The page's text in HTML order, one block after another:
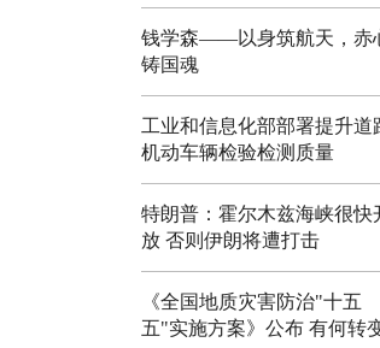
钱学森——以身筑航天，赤
铸国魂
工业和信息化部部署提升道
机动车辆检验检测质量
特朗普：霍尔木兹海峡很快
放 否则伊朗将遭打击
《全国地质灾害防治"十五
五"实施方案》公布 有何转